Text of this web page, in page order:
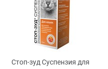
Стоп-зуд Суспензия для